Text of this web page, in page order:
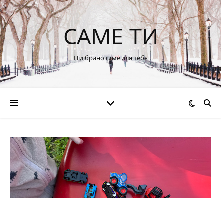
САМЕ ТИ
Підібрано саме для тебе